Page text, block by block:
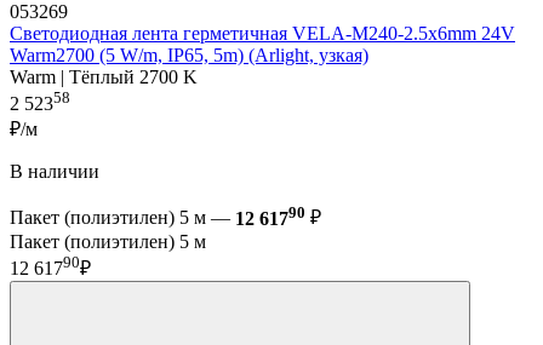
053269
Светодиодная лента герметичная VELA-M240-2.5x6mm 24V
Warm2700 (5 W/m, IP65, 5m) (Arlight, узкая)
Warm | Тёплый 2700 K
2 52358
₽/м
В наличии
Пакет (полиэтилен) 5 м — 12 61790 ₽
Пакет (полиэтилен) 5 м
12 61790₽